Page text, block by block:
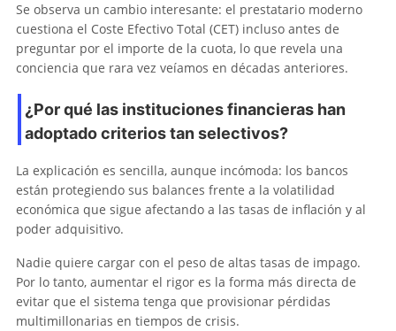
Se observa un cambio interesante: el prestatario moderno
cuestiona el Coste Efectivo Total (CET) incluso antes de
preguntar por el importe de la cuota, lo que revela una
conciencia que rara vez veíamos en décadas anteriores.
¿Por qué las instituciones financieras han
adoptado criterios tan selectivos?
La explicación es sencilla, aunque incómoda: los bancos
están protegiendo sus balances frente a la volatilidad
económica que sigue afectando a las tasas de inflación y al
poder adquisitivo.
Nadie quiere cargar con el peso de altas tasas de impago.
Por lo tanto, aumentar el rigor es la forma más directa de
evitar que el sistema tenga que provisionar pérdidas
multimillonarias en tiempos de crisis.